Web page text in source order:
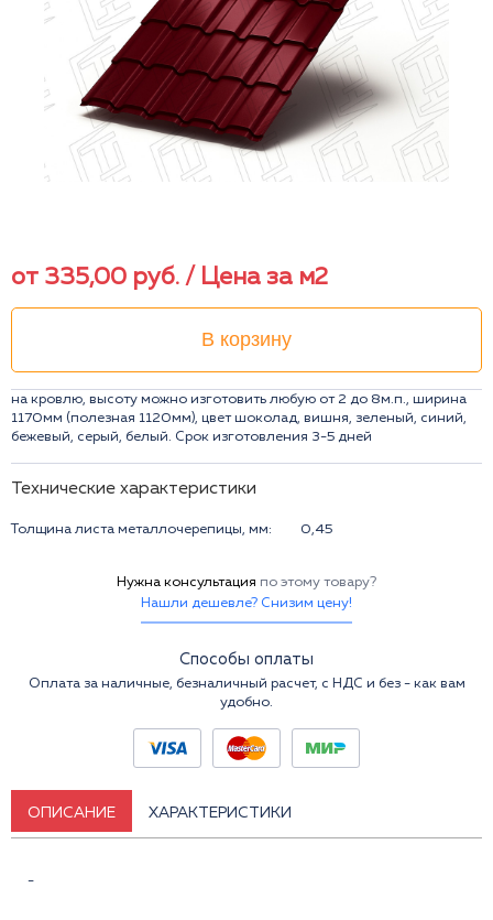
от 335,00 руб. / Цена за м2
В корзину
на кровлю, высоту можно изготовить любую от 2 до 8м.п., ширина
1170мм (полезная 1120мм), цвет шоколад, вишня, зеленый, синий,
бежевый, серый, белый. Срок изготовления 3-5 дней
Технические характеристики
Толщина листа металлочерепицы, мм: 0,45
Нужна консультация по этому товару?
Нашли дешевле? Снизим цену!
Способы оплаты
Оплата за наличные, безналичный расчет, с НДС и без - как вам
удобно.
ОПИСАНИЕ ХАРАКТЕРИСТИКИ
-